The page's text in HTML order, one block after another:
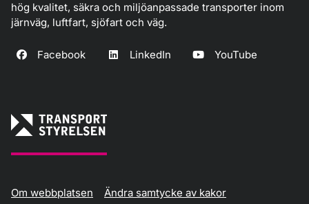
hög kvalitet, säkra och miljöanpassade transporter inom
järnväg, luftfart, sjöfart och väg.
Facebook LinkedIn YouTube
Om webbplatsen Ändra samtycke av kakor